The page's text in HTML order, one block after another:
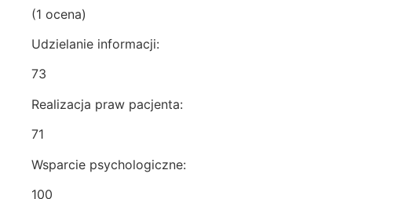
(1 ocena)
Udzielanie informacji:
73
Realizacja praw pacjenta:
71
Wsparcie psychologiczne:
100